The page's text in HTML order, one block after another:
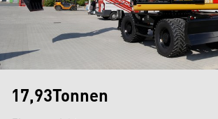
17,93Tonnen